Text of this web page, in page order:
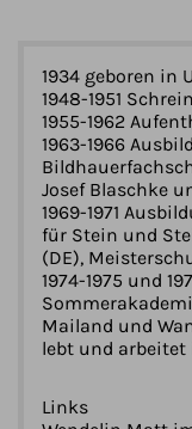
ÜBER
1934 geboren in
1948-1951
1955-1962
1963-1966
Josef Blaschke
1969-1971
für Stein und
(DE),
1974-1975 und
Mailand und
lebt und arbeitet
Links